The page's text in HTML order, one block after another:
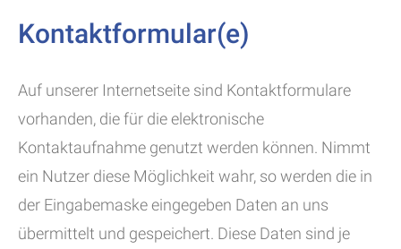
Kontaktformular(e)
Auf unserer Internetseite sind Kontaktformulare
vorhanden, die für die elektronische
Kontaktaufnahme genutzt werden können. Nimmt
ein Nutzer diese Möglichkeit wahr, so werden die in
der Eingabemaske eingegeben Daten an uns
übermittelt und gespeichert. Diese Daten sind je